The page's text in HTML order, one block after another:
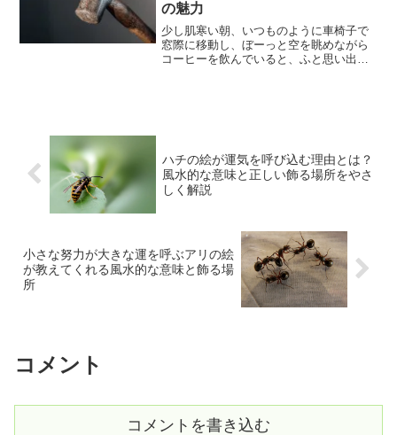
の魅力
少し肌寒い朝、いつものように車椅子で
窓際に移動し、ぼーっと空を眺めながら
コーヒーを飲んでいると、ふと思い出し
ハチの絵が運気を呼び込む理由とは？
風水的な意味と正しい飾る場所をやさ
しく解説
小さな努力が大きな運を呼ぶアリの絵
が教えてくれる風水的な意味と飾る場
所
コメント
コメントを書き込む